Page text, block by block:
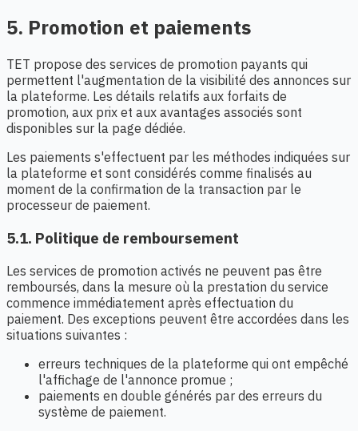
5. Promotion et paiements
TET propose des services de promotion payants qui
permettent l'augmentation de la visibilité des annonces sur
la plateforme. Les détails relatifs aux forfaits de
promotion, aux prix et aux avantages associés sont
disponibles sur la page dédiée.
Les paiements s'effectuent par les méthodes indiquées sur
la plateforme et sont considérés comme finalisés au
moment de la confirmation de la transaction par le
processeur de paiement.
5.1. Politique de remboursement
Les services de promotion activés ne peuvent pas être
remboursés, dans la mesure où la prestation du service
commence immédiatement après effectuation du
paiement. Des exceptions peuvent être accordées dans les
situations suivantes :
erreurs techniques de la plateforme qui ont empêché
l'affichage de l'annonce promue ;
paiements en double générés par des erreurs du
système de paiement.